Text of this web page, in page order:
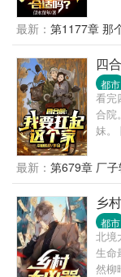
刑侦
杀
藏
长：
局长
查，
能去
最新： 第1177章 那
四
都市
看完
合院
妹。
最新： 第679章 厂
乡
都市
北境
生命
然